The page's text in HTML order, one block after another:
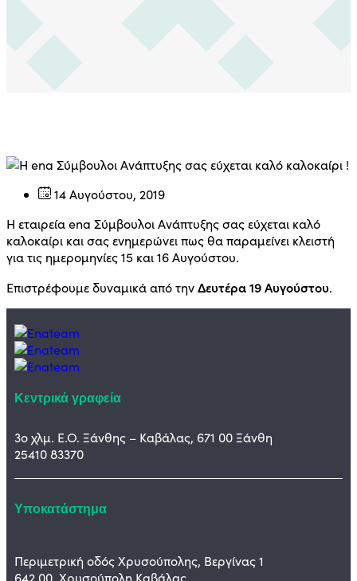
14 Αυγούστου, 2019
Η εταιρεία ena Σύμβουλοι Ανάπτυξης σας εύχεται καλό
καλοκαίρι και σας ενημερώνει πως θα παραμείνει κλειστή
για τις ημερομηνίες 15 και 16 Αυγούστου.
Επιστρέφουμε δυναμικά από τηνΔευτέρα 19 Αυγούστου.
Κεντρικά γραφεία
3ο χλμ. Ε.Ο. Ξάνθης – Καβάλας, 671 00 Ξάνθη
25410 83370
Υποκατάστημα
Περιμετρική οδός Χρυσούπολης, Βεργίνας 1
642 00, Χρυσούπολη Καβάλας